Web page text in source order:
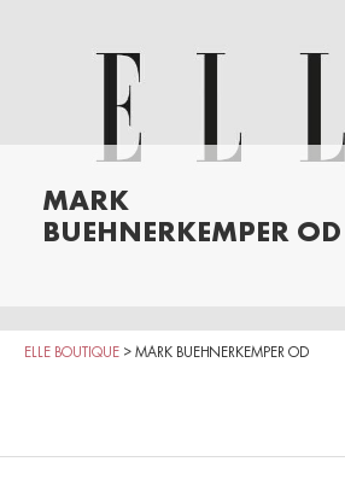
MARK
BUEHNERKEMPER OD
ELLE BOUTIQUE > MARK BUEHNERKEMPER OD